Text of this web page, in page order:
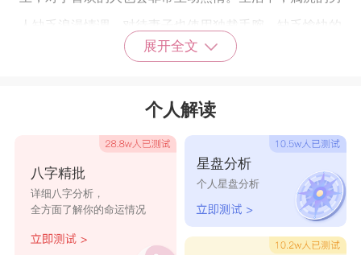
人缺乏浪漫情调，对待妻子也使用独裁手腕，缺乏愉快的
在女鼠男虎的婚姻中，属虎的男生能够给属鼠的女
生足够的安全感，同时属鼠女也很崇拜和爱慕属虎男。两
人感情浓烈，如胶似漆。但是，属虎男比较急躁，对很多
事情没耐心，而且常常粗枝大叶，而属鼠的女生比较多愁
善感，属虎男就不太会发现属鼠女不开心的地方，因此属
展开全文
个人解读
八字精批
详细八字分析，
全方面了解你的命运情况
星盘分析
个人星盘分析